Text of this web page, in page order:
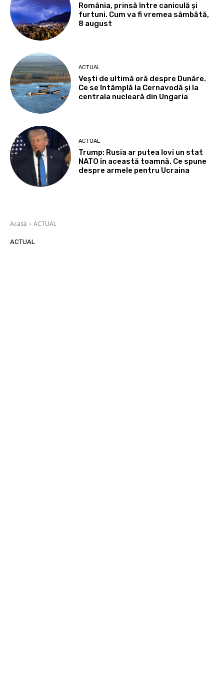
România, prinsă între caniculă și
furtuni. Cum va fi vremea sâmbătă,
8 august
ACTUAL
Vești de ultimă oră despre Dunăre.
Ce se întâmplă la Cernavodă și la
centrala nucleară din Ungaria
ACTUAL
Trump: Rusia ar putea lovi un stat
NATO în această toamnă. Ce spune
despre armele pentru Ucraina